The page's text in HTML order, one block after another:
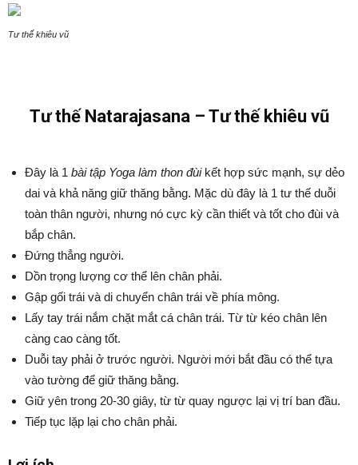
Tư thế khiêu vũ
Tư thế Natarajasana – Tư thế khiêu vũ
Đây là 1 bài tập Yoga làm thon đùikết hợp sức mạnh, sự dẻo
dai và khả năng giữ thăng bằng. Mặc dù đây là 1 tư thế duỗi
toàn thân người, nhưng nó cực kỳ cần thiết và tốt cho đùi và
bắp chân.
Đứng thẳng người.
Dồn trọng lượng cơ thể lên chân phải.
Gập gối trái và di chuyển chân trái về phía mông.
Lấy tay trái nắm chặt mắt cá chân trái. Từ từ kéo chân lên
càng cao càng tốt.
Duỗi tay phải ở trước người. Người mới bắt đầu có thể tựa
vào tường để giữ thăng bằng.
Giữ yên trong 20-30 giây, từ từ quay ngược lại vị trí ban đầu.
Tiếp tục lặp lại cho chân phải.